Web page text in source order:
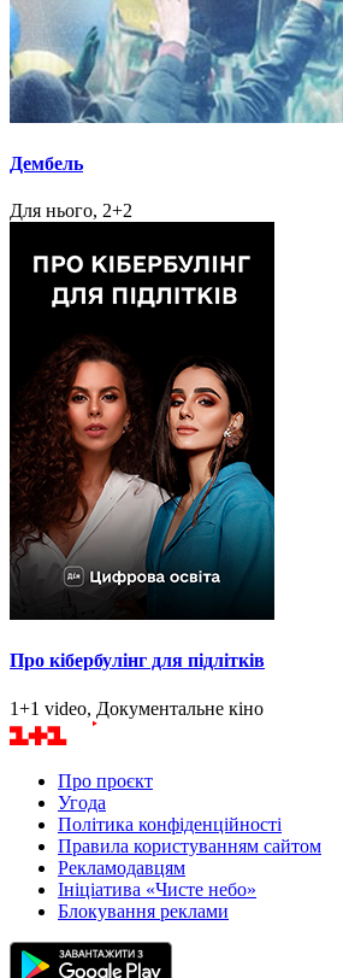
Дембель
Для нього, 2+2
Про кібербулінг для підлітків
1+1 video, Документальне кіно
Про проєкт
Угода
Політика конфіденційності
Правила користуванням сайтом
Рекламодавцям
Ініціатива «Чисте небо»
Блокування реклами